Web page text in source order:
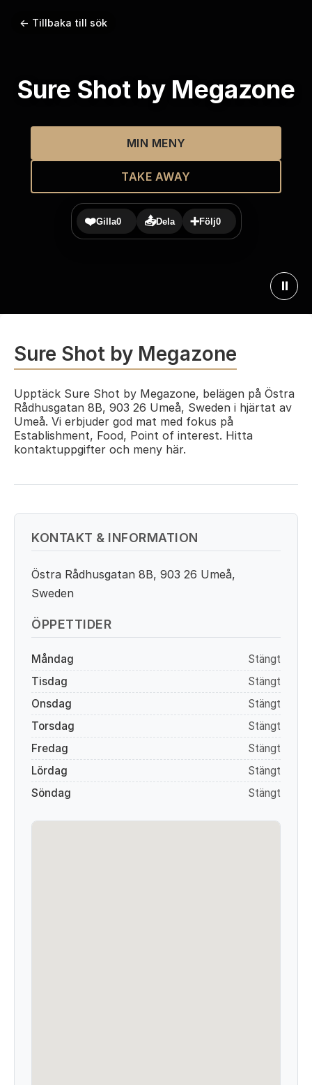
← Tillbaka till sök
Sure Shot by Megazone
MIN MENY
TAKE AWAY
❤️Gilla0 📤Dela ➕Följ0
⏸
Sure Shot by Megazone
Upptäck Sure Shot by Megazone, belägen på Östra
Rådhusgatan 8B, 903 26 Umeå, Sweden i hjärtat av
Umeå. Vi erbjuder god mat med fokus på
Establishment, Food, Point of interest. Hitta
kontaktuppgifter och meny här.
KONTAKT & INFORMATION
Östra Rådhusgatan 8B, 903 26 Umeå,
Sweden
ÖPPETTIDER
Måndag
Stängt
Tisdag
Stängt
Onsdag
Stängt
Torsdag
Stängt
Fredag
Stängt
Lördag
Stängt
Söndag
Stängt